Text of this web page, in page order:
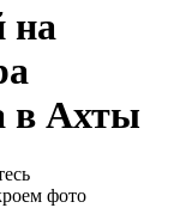
на
в Ахты
фото